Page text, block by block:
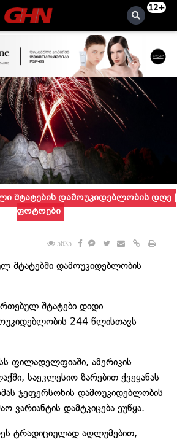
12+
შტატების დამოუკიდებლობის დღე |
ფოტოები
5635
შტატებში დამოუკიდებლობის
შტატები დიდი
244 წლისთავს
ფილადელფიაში, ამერიკის
საეკლესიო ზარებით ქვეყანას
ჯეფერსონის დამოუკიდებლობის
ვარიანტის დამტკიცება ეუწყა.
ტრადიციულად აღლუმებით,